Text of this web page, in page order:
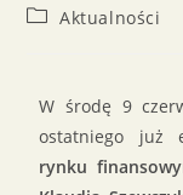
Aktualności
W środę 9
ostatniego już
rynku